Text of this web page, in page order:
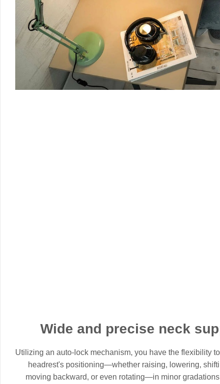
Wide and precise neck
Utilizing an auto-lock mechanism, you have the flexibility
headrest's positioning—whether raising, lowering,
moving backward, or even rotating—in minor